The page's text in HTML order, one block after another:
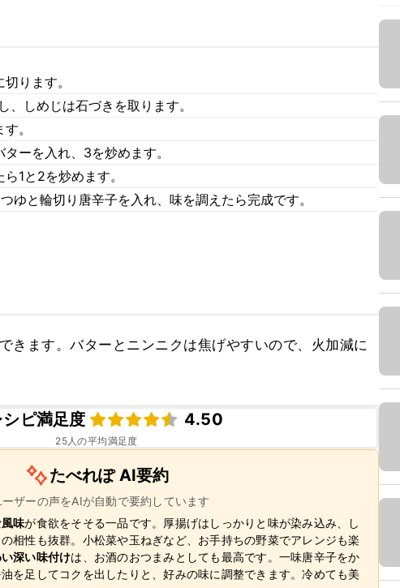
ります。
しめじは石づきを取ります。
。
ーを入れ、3を炒めます。
1と2を炒めます。
ゆと輪切り唐辛子を入れ、味を調えたら完成です。
きます。バターとニンニクは焦げやすいので、火加減に
シピ満足度
4.50
25人の平均満足度
たべれぽ AI要約
ザーの声をAIが自動で要約しています
味が食欲をそそる一品です。厚揚げはしっかりと味が染み込み、し
相性も抜群。小松菜や玉ねぎなど、お手持ちの野菜でアレンジも楽
深い味付けは、お酒のおつまみとしても最高です。一味唐辛子をか
を足してコクを出したりと、好みの味に調整できます。冷めても美